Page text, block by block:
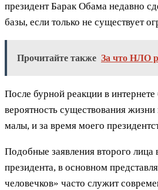
президент Барак Обама недавно
базы, если только не существует
Прочитайте также За что НЛО
После бурной реакции в
вероятность существования
малы, и за время моего
Подобные заявления второго лица
президента, в основном
человечков» часто служит